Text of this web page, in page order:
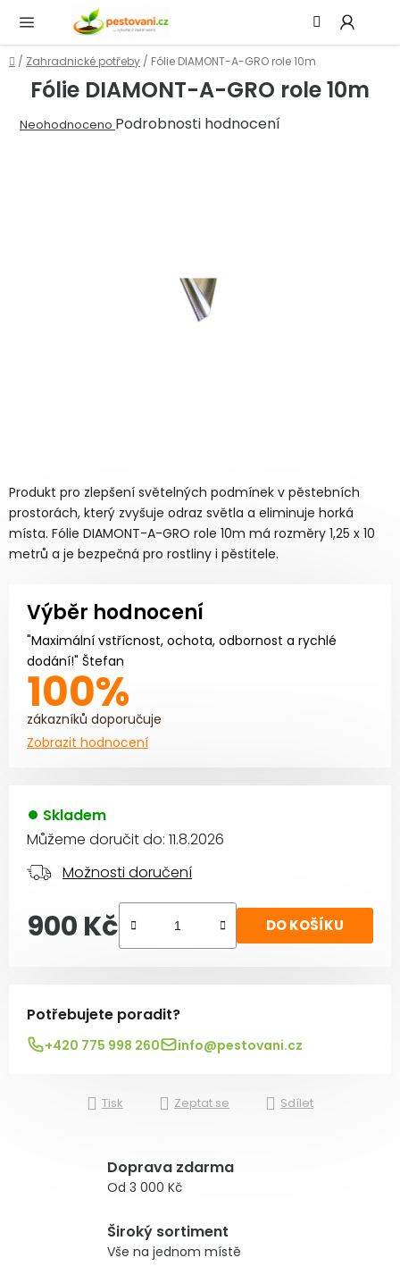
obsah
Domů
/ Zahradnické potřeby / Fólie DIAMONT-A-GRO role 10m
Produkt pro zlepšení světelných podmínek v pěstebních
prostorách, který zvyšuje odraz světla a eliminuje horká
místa. Fólie DIAMONT-A-GRO role 10m má rozměry 1,25 x 10
metrů a je bezpečná pro rostliny i pěstitele.
Výběr hodnocení
"Maximální vstřícnost, ochota, odbornost a rychlé
dodání!" Štefan
100%
zákazníků doporučuje
Zobrazit hodnocení
Skladem
Můžeme doručit do: 11.8.2026
Možnosti doručení
900 Kč DO KOŠÍKU
Potřebujete poradit?
+420 775 998 260 info@pestovani.cz
Tisk Zeptat se Sdílet
Fólie DIAMONT-A-GRO role 10m
Průměrné
Neohodnoceno Podrobnosti hodnocení
Doprava zdarma
Od 3 000 Kč
Široký sortiment
Vše na jednom místě